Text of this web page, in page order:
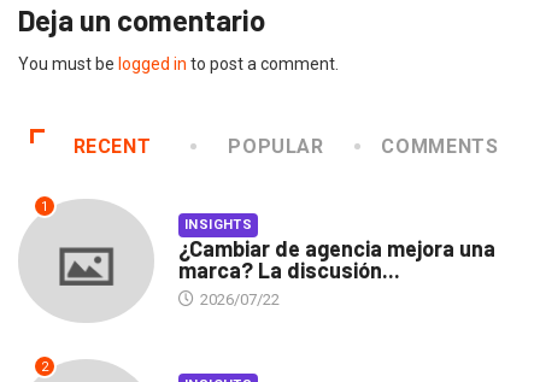
Deja un comentario
You must be logged in to post a comment.
RECENT POPULAR COMMENTS
1
INSIGHTS
¿Cambiar de agencia mejora una
marca? La discusión...
2026/07/22
2